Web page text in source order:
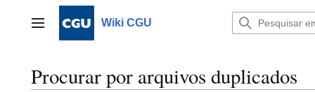
Menu principalWiki CGU
Procurar por arquivos duplicados